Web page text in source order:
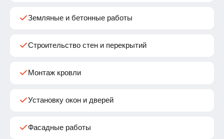
Земляные и бетонные работы
Строительство стен и перекрытий
Монтаж кровли
Установку окон и дверей
Фасадные работы